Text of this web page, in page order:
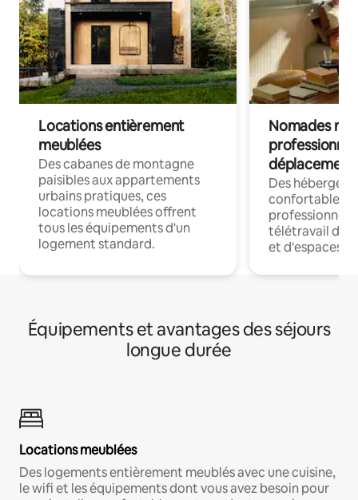
Locations entièrement
meublées
Des cabanes de montagne
paisibles aux appartements
urbains pratiques, ces
locations meublées offrent
tous les équipements d'un
logement standard.
Nomades
déplacement
Des
confortables
professionnels
télétravail
et d'espaces
Équipements et avantages des séjours
longue durée
Locations meublées
Des logements entièrement meublés avec une cuisine,
le wifi et les équipements dont vous avez besoin pour